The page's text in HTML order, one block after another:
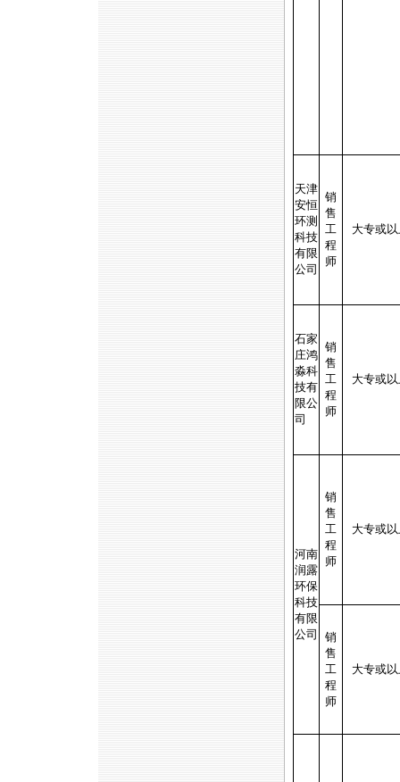
天津
安恒
环测
科技
有限
公司
销
售
工
程
师
大专或
石家
庄鸿
淼科
技有
限公
司
销
售
工
程
师
大专或
河南
润露
环保
科技
有限
公司
销
售
工
程
师
大专或
销
售
工
程
师
大专或